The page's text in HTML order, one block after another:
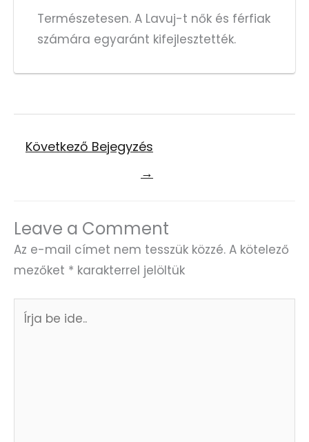
Természetesen. A Lavuj-t nők és férfiak
számára egyaránt kifejlesztették.
Következő Bejegyzés
→
Leave a Comment
Az e-mail címet nem tesszük közzé. A kötelező
mezőket * karakterrel jelöltük
Írja